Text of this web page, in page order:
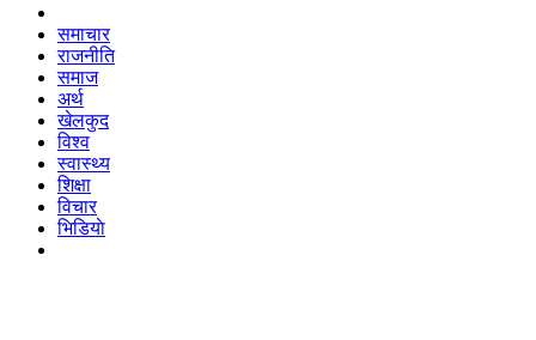
समाचार
राजनीति
समाज
अर्थ
खेलकुद
विश्व
स्वास्थ्य
शिक्षा
विचार
भिडियाे